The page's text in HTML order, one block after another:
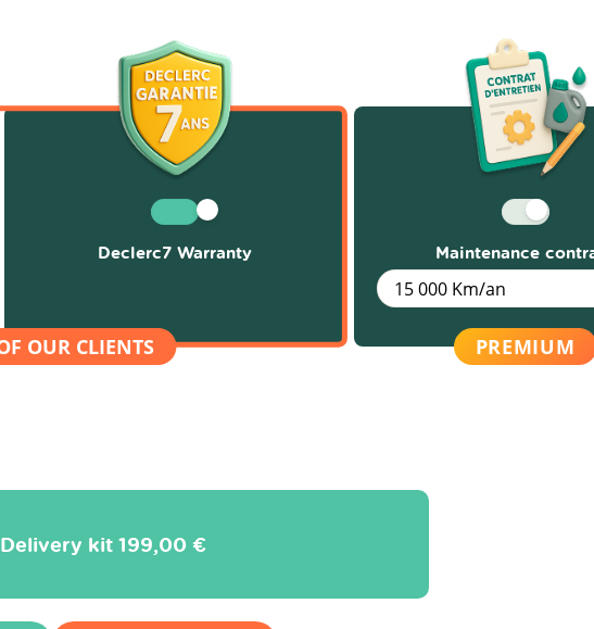
Declerc7 Warranty Maintenance
Delivery kit199,00 €